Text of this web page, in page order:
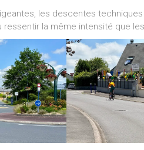
les descentes
ressentir la même intensité que